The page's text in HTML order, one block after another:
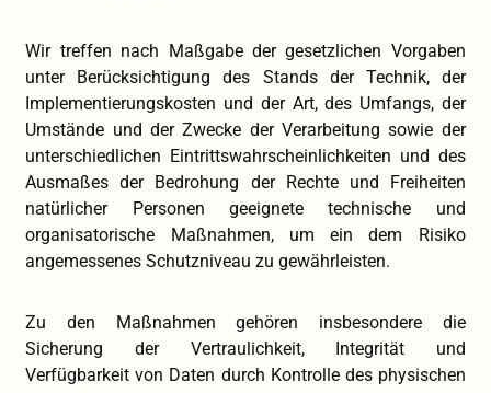
Wir treffen nach Maßgabe der gesetzlichen Vorgaben
unter Berücksichtigung des Stands der Technik, der
Implementierungskosten und der Art, des Umfangs, der
Umstände und der Zwecke der Verarbeitung sowie der
unterschiedlichen Eintrittswahrscheinlichkeiten und des
Ausmaßes der Bedrohung der Rechte und Freiheiten
natürlicher Personen geeignete technische und
organisatorische Maßnahmen, um ein dem Risiko
angemessenes Schutzniveau zu gewährleisten.
Zu den Maßnahmen gehören insbesondere die
Sicherung der Vertraulichkeit, Integrität und
Verfügbarkeit von Daten durch Kontrolle des physischen